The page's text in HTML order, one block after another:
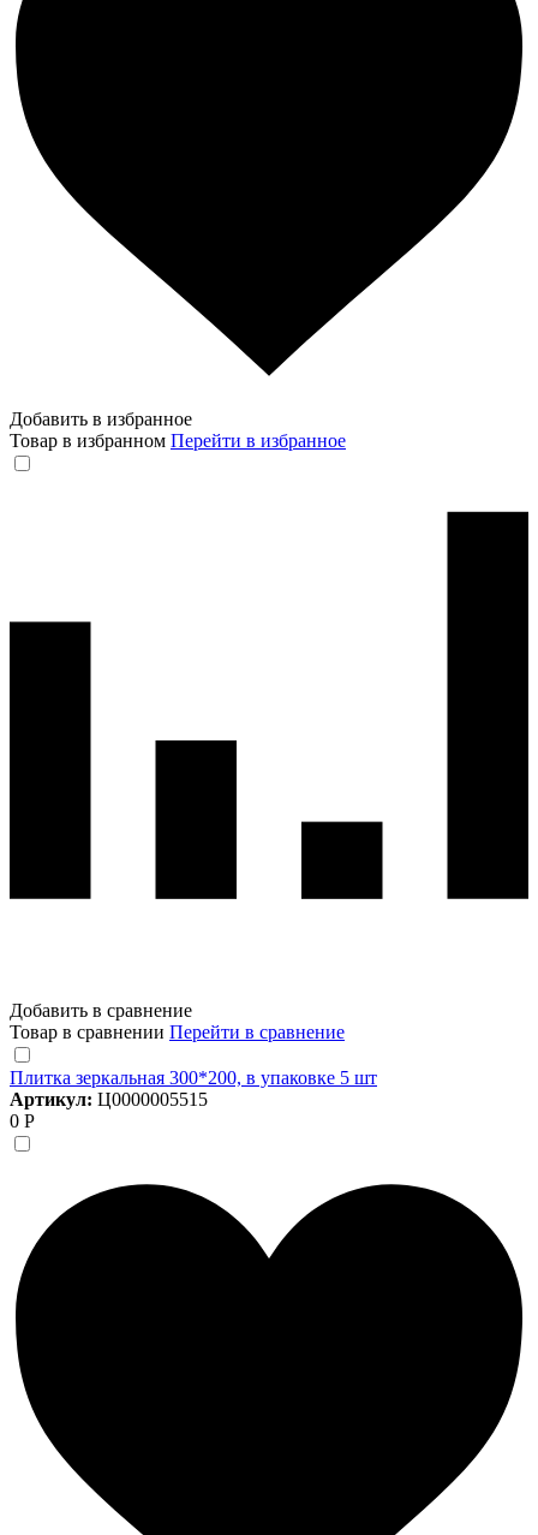
Добавить в избранное
Товар в избранном Перейти в избранное
Добавить в сравнение
Товар в сравнении Перейти в сравнение
Плитка зеркальная 300*200, в упаковке 5 шт
Артикул: Ц0000005515
0 Р